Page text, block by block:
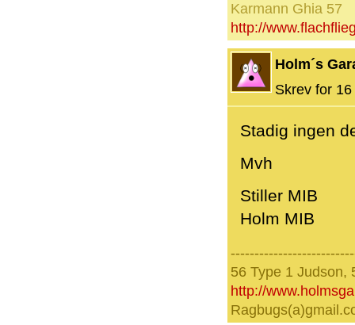
Karmann Ghia 57
http://
Holm´s
Skrev for
Stadig ingen
Mvh
Stiller MIB
Holm MIB
56 Type 1 Judson,
http://